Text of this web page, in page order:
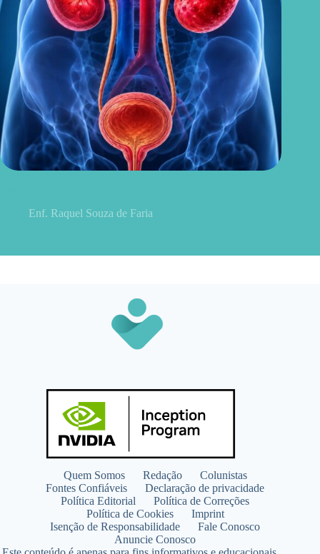
Enf. Raquel Souza de Faria
Quem Somos Redação
Colunistas
Fontes Confiáveis
Declaração de privacidade
Política Editorial
Política de Correções
Política de Cookies
Imprint
Isenção de Responsabilidade
Fale Conosco
Anuncie Conosco